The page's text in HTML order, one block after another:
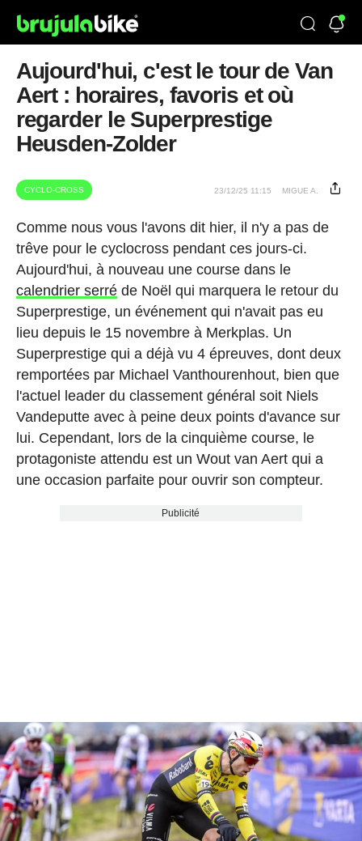
Aujourd'hui, c'est le tour de Van
Aert : horaires, favoris et où
regarder le Superprestige
Heusden-Zolder
CYCLO-CROSS 23/12/25 11:15 MIGUE A.
Comme nous vous l'avons dit hier, il n'y a pas de
trêve pour le cyclocross pendant ces jours-ci.
Aujourd'hui, à nouveau une course dans le
calendrier serréde Noël qui marquera le retour du
Superprestige, un événement qui n'avait pas eu
lieu depuis le 15 novembre à Merkplas. Un
Superprestige qui a déjà vu 4 épreuves, dont deux
remportées par Michael Vanthourenhout, bien que
l'actuel leader du classement général soit Niels
Vandeputte avec à peine deux points d'avance sur
lui. Cependant, lors de la cinquième course, le
protagoniste attendu est un Wout van Aert qui a
une occasion parfaite pour ouvrir son compteur.
Publicité